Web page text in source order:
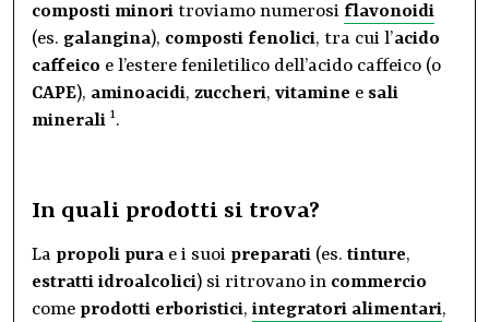
composti minori troviamo numerosi flavonoidi
(es. galangina), composti fenolici, tra cui l’acido
caffeico e l’estere feniletilico dell’acido caffeico (o
CAPE), aminoacidi, zuccheri, vitamine e sali
minerali 1.
In quali prodotti si trova?
La propoli pura e i suoi preparati (es. tinture,
estratti idroalcolici) si ritrovano in commercio
come prodotti erboristici, integratori alimentari,